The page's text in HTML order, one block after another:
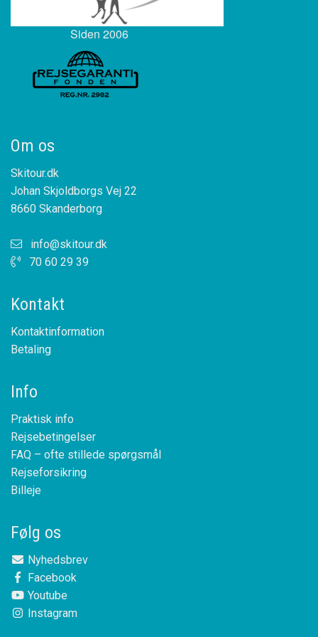
Siden 2006
Om os
Skitour.dk
Johan Skjoldborgs Vej 22
8660 Skanderborg
info@skitour.dk
70 60 29 39
Kontakt
Kontaktinformation
Betaling
Info
Praktisk info
Rejsebetingelser
FAQ – ofte stillede spørgsmål
Rejseforsikring
Billeje
Følg os
Nyhedsbrev
Facebook
Youtube
Instagram